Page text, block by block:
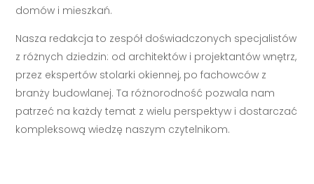
domów i mieszkań.
Nasza redakcja to zespół doświadczonych specjalistów
z różnych dziedzin: od architektów i projektantów wnętrz,
przez ekspertów stolarki okiennej, po fachowców z
branży budowlanej. Ta różnorodność pozwala nam
patrzeć na każdy temat z wielu perspektyw i dostarczać
kompleksową wiedzę naszym czytelnikom.